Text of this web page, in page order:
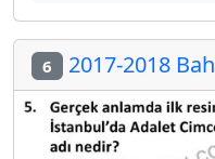
6 2017-2018